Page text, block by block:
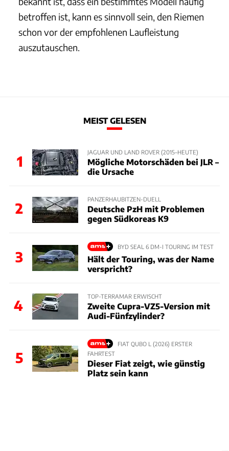
betroffen ist, kann es sinnvoll sein, den Riemen
schon vor der empfohlenen Laufleistung
auszutauschen.
MEIST GELESEN
1
JAGUAR UND LAND ROVER (2015–HEUTE)
Mögliche Motorschäden bei JLR –
die Ursache
2
PANZERHAUBITZEN-DUELL
Deutsche PzH mit Problemen
gegen Südkoreas K9
3
BYD SEAL 6 DM-I TOURING IM TEST
Hält der Touring, was der Name
verspricht?
4
TOP-TERRAMAR ERWISCHT
Zweite Cupra-VZ5-Version mit
Audi-Fünfzylinder?
5
FIAT QUBO L (2026) ERSTER
FAHRTEST
Dieser Fiat zeigt, wie günstig
Platz sein kann